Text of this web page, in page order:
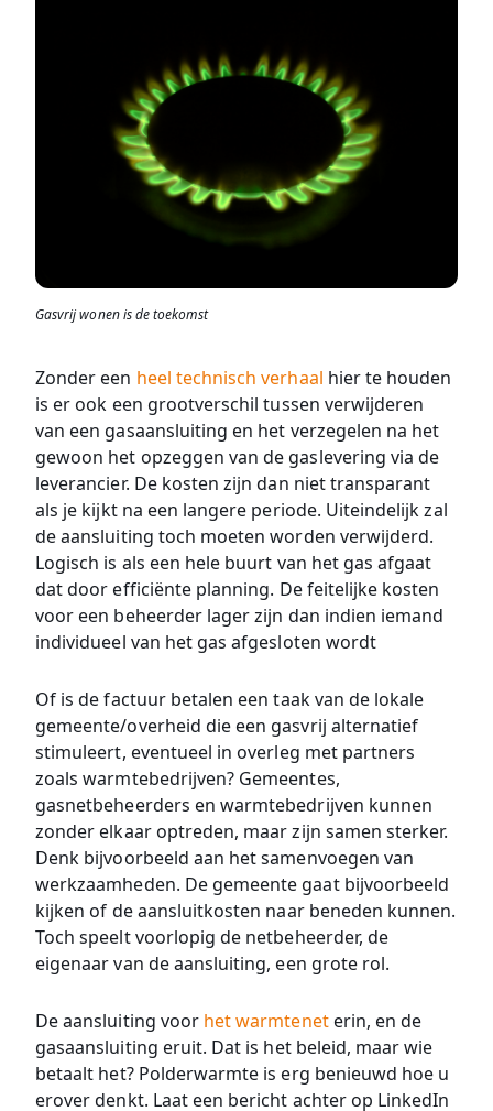
Gasvrij wonen is de toekomst
Zonder een heel technisch verhaal hier te houden
is er ook een grootverschil tussen verwijderen
van een gasaansluiting en het verzegelen na het
gewoon het opzeggen van de gaslevering via de
leverancier. De kosten zijn dan niet transparant
als je kijkt na een langere periode. Uiteindelijk zal
de aansluiting toch moeten worden verwijderd.
Logisch is als een hele buurt van het gas afgaat
dat door efficiënte planning. De feitelijke kosten
voor een beheerder lager zijn dan indien iemand
individueel van het gas afgesloten wordt
Of is de factuur betalen een taak van de lokale
gemeente/overheid die een gasvrij alternatief
stimuleert, eventueel in overleg met partners
zoals warmtebedrijven? Gemeentes,
gasnetbeheerders en warmtebedrijven kunnen
zonder elkaar optreden, maar zijn samen sterker.
Denk bijvoorbeeld aan het samenvoegen van
werkzaamheden. De gemeente gaat bijvoorbeeld
kijken of de aansluitkosten naar beneden kunnen.
Toch speelt voorlopig de netbeheerder, de
eigenaar van de aansluiting, een grote rol.
De aansluiting voor het warmteneterin, en de
gasaansluiting eruit. Dat is het beleid, maar wie
betaalt het? Polderwarmte is erg benieuwd hoe u
erover denkt. Laat een bericht achter op LinkedIn